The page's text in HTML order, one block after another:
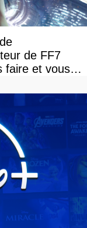
de FF7
faire et vous